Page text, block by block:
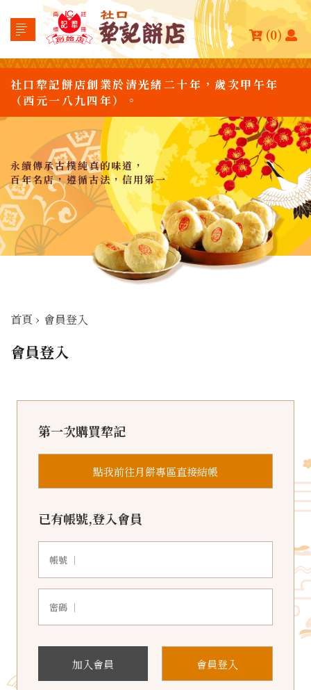
(0)
社口犂記餅店創業於清光緒二十年，歲次甲午年
（西元一八九四年）。
永續傳承古樸純真的味道，
百年名店，遵循古法，信用第一
首頁 › 會員登入
會員登入
第一次購買犂記
點我前往月餅專區直接結帳
已有帳號,登入會員
帳號 ｜
密碼 ｜
加入會員 會員登入